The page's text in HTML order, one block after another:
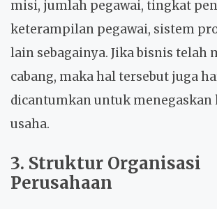
misi, jumlah pegawai, tingkat
keterampilan pegawai, sistem
lain sebagainya. Jika bisnis telah
cabang, maka hal tersebut juga
dicantumkan untuk
usaha.
3. Struktur Organisasi
Perusahaan